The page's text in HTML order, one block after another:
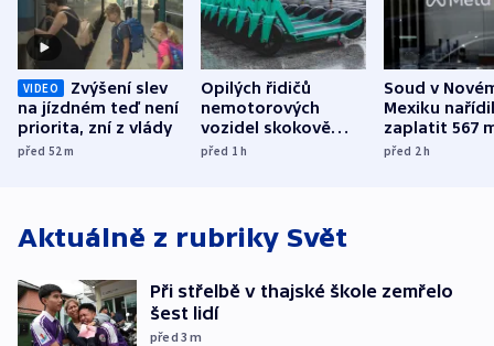
VIDEO
Zvýšení slev
na jízdném teď není
priorita, zní z vlády
před 52m
Opilých řidičů
nemotorových
vozidel skokově
přibylo, nejvíc ve
před 1h
Soud v
Mexiku
zaplatit 567
dolarů kvůli
před 2h
Aktuálně z rubriky Svět
Při střelbě v thajské škole zemřelo
šest lidí
před 3m